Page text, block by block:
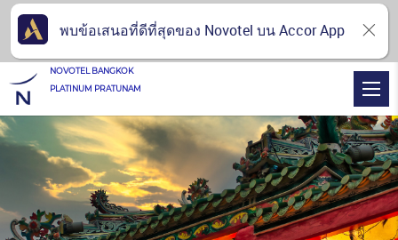
NOVOTEL BANGKOK
PLATINUM PRATUNAM
พบข้อเสนอที่ดีที่สุดของ Novotel บน Accor App